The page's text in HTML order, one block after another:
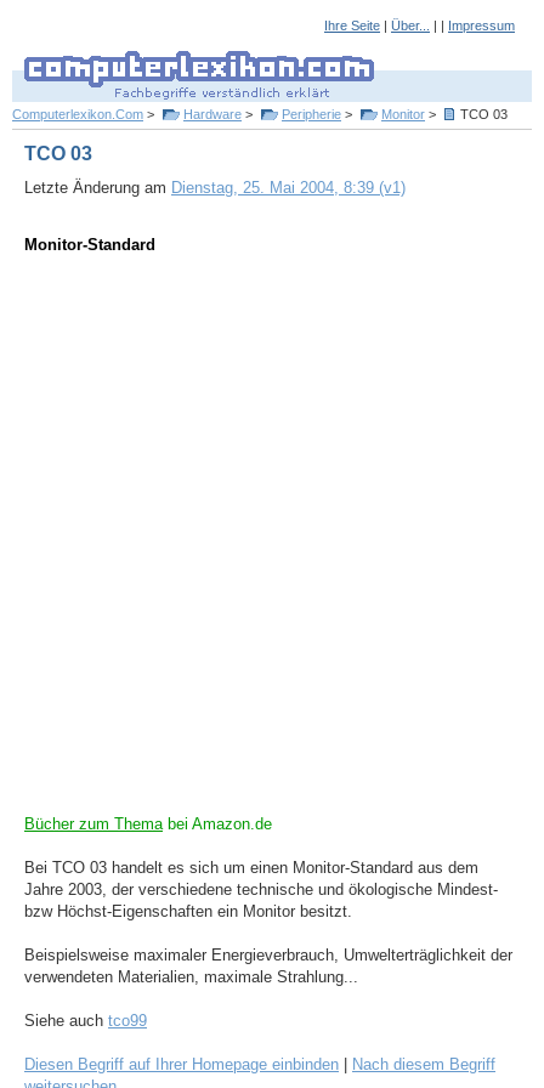
Ihre Seite | Über... | | Impressum
Computerlexikon.Com > Hardware > Peripherie > Monitor > TCO 03
TCO 03
Letzte Änderung am Dienstag, 25. Mai 2004, 8:39 (v1)
Monitor-Standard
Bücher zum Themabei Amazon.de
Bei TCO 03 handelt es sich um einen Monitor-Standard aus dem
Jahre 2003, der verschiedene technische und ökologische Mindest-
bzw Höchst-Eigenschaften ein Monitor besitzt.
Beispielsweise maximaler Energieverbrauch, Umwelterträglichkeit der
verwendeten Materialien, maximale Strahlung...
Siehe auch tco99
Diesen Begriff auf Ihrer Homepage einbinden
Nach diesem Begriff